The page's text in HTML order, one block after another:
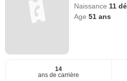
Naissance 11
Age51 ans
14
ans de carrière